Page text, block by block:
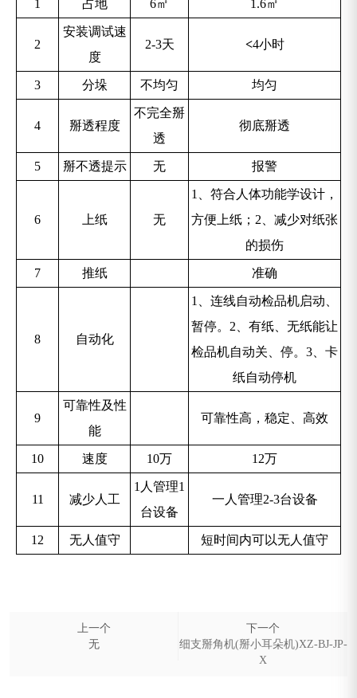
1 占地 6㎡ 1.6㎡
2
安装调试速
度
2-3天 <4小时
3 分垛 不均匀 均匀
4 掰透程度
不完全掰
透
彻底掰透
5 掰不透提示 无 报警
6 上纸 无
1、符合人体功能学设计，
方便上纸；2、减少对纸张
的损伤
7 推纸 准确
8 自动化
1、连线自动检品机启动、
暂停。2、有纸、无纸能让
检品机自动关、停。3、卡
纸自动停机
9
可靠性及性
能
可靠性高，稳定、高效
10 速度 10万 12万
11 减少人工
1人管理1
台设备
一人管理2-3台设备
12 无人值守 短时间内可以无人值守
上一个
无
下一个
细支掰角机(掰小耳朵机)XZ-BJ-JP-
X